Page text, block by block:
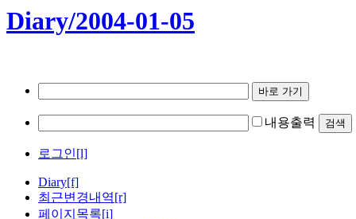
Diary/2004-01-05
내용출력
로그인[l]
Diary[f]
최근변경내역[r]
페이지목록[i]